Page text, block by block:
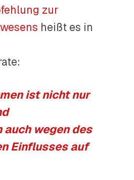
zur
heißt es in
ist nicht nur
wegen des
Einflusses auf